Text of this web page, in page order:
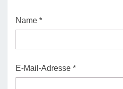
Name *
E-Mail-Adresse *